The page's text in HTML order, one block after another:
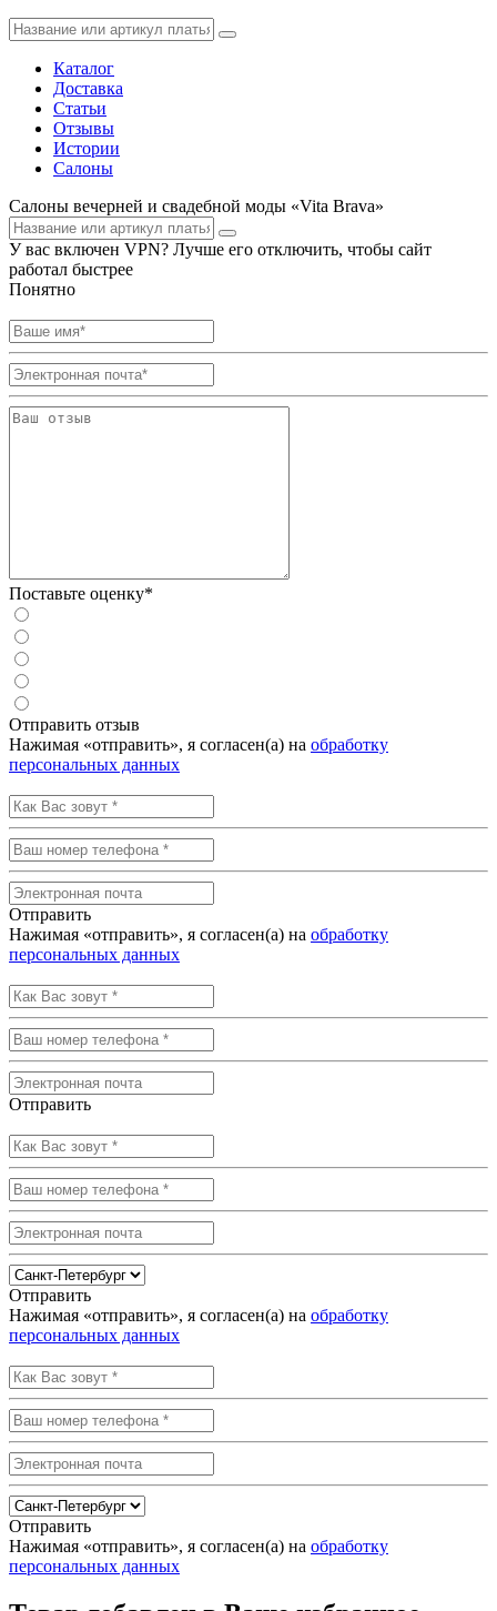
Каталог
Доставка
Статьи
Отзывы
Истории
Салоны
Салоны вечерней и свадебной моды «Vita Brava»
У вас включен VPN? Лучше его отключить, чтобы сайт
работал быстрее
Понятно
Поставьте оценку*
Отправить отзыв
Нажимая «отправить», я согласен(а) на обработку
персональных данных
Отправить
Нажимая «отправить», я согласен(а) на обработку
персональных данных
Отправить
Отправить
Нажимая «отправить», я согласен(а) на обработку
персональных данных
Отправить
Нажимая «отправить», я согласен(а) на обработку
персональных данных